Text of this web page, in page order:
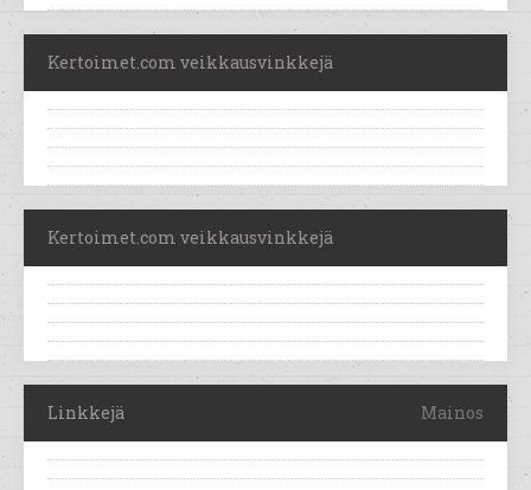
Kertoimet.com veikkausvinkkejä
Kertoimet.com veikkausvinkkejä
Linkkejä Mainos